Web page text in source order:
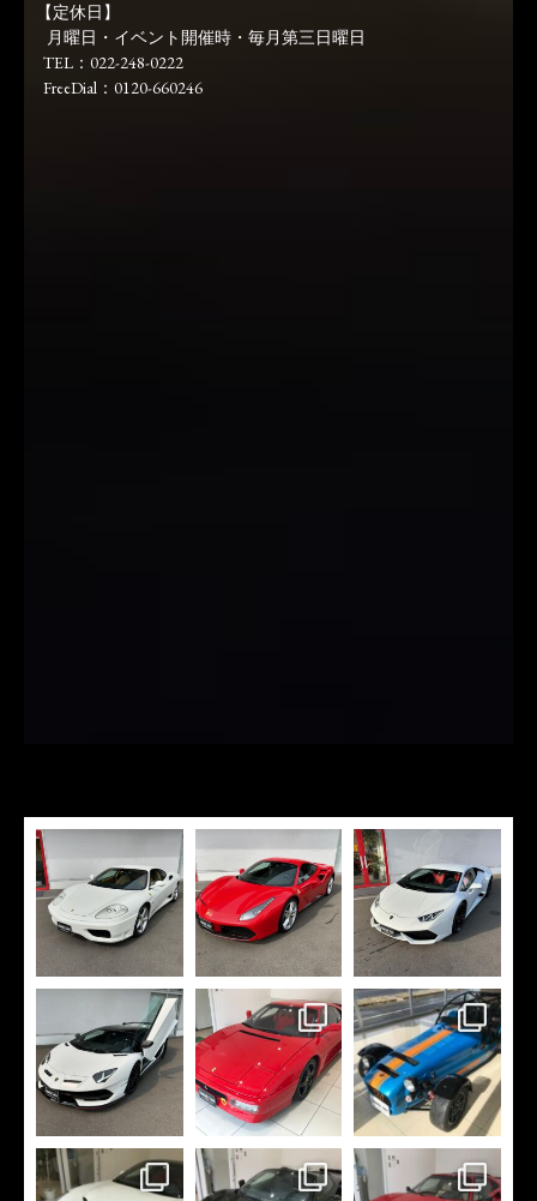
【定休日】
月曜日・イベント開催時・毎月第三日曜日
TEL：022-248-0222
FreeDial：0120-660246